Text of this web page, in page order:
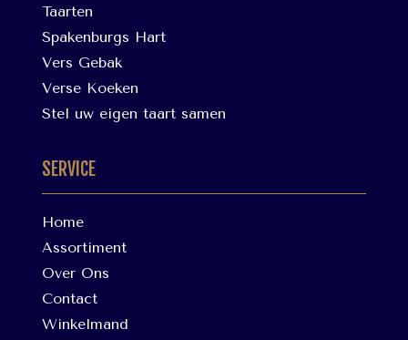
Taarten
Spakenburgs Hart
Vers Gebak
Verse Koeken
Stel uw eigen taart samen
SERVICE
Home
Assortiment
Over Ons
Contact
Winkelmand